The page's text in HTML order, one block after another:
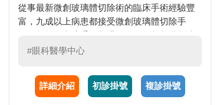
從事最新微創玻璃體切除術的臨床手術經驗豐
富，九成以上病患都接受微創玻璃體切除手
璃體切除手術超過兩百例，為眼科病患提供更
務。對於眼科整型手術、一般眼科疾病、兒童
視力保健亦多有涉獵。且不間斷地從事臨床醫
#眼科醫學中心
詳細介紹 初診掛號 複診掛號